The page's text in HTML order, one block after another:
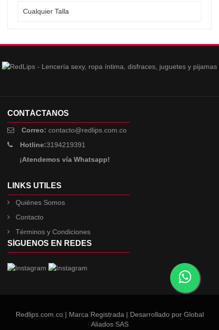
CONTÁCTANOS
Correo: contacto@redlips.com.co
Hotline:3194219391
¡Atendemos vía Whatsapp!
LINKS UTILES
Quiénes Somos
Contacto
Términos y Condiciones
SÍGUENOS EN REDES
Redlips.com.co | Marca Registrada | Desarrollado por Global
Aliados SAS